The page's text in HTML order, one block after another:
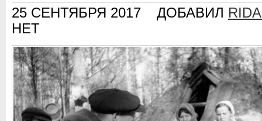
25 СЕНТЯБРЯ 2017 ДОБАВИЛ
НЕТ